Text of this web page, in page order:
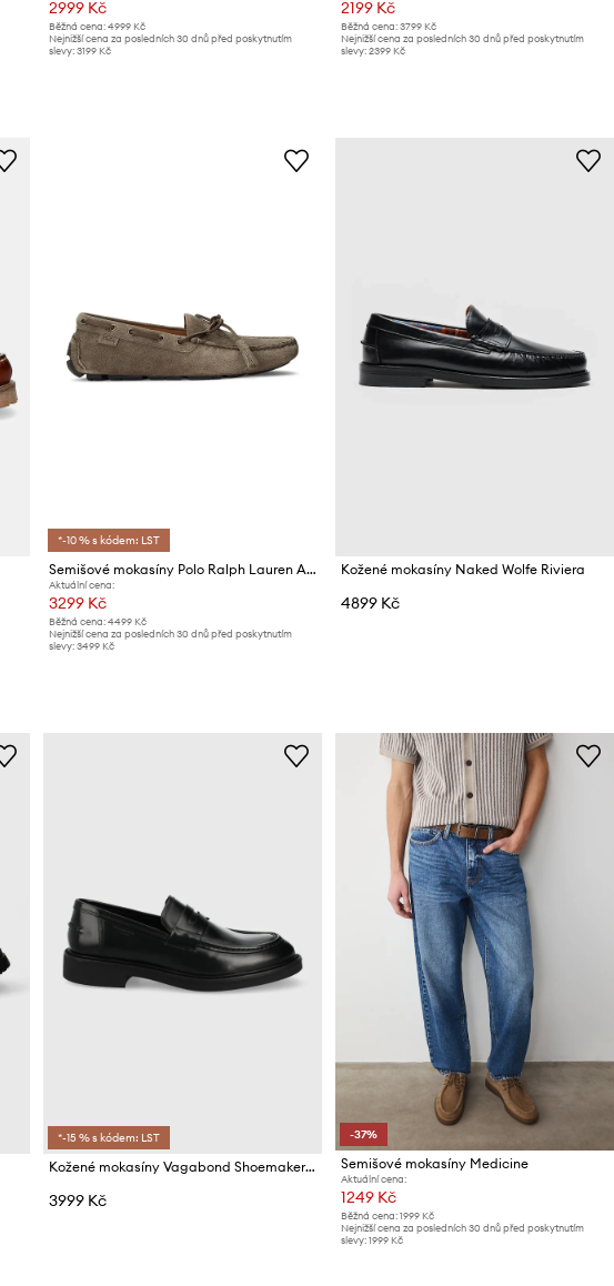
2999 Kč
Běžná cena: 4999 Kč
Nejnižší cena za posledních 30 dnů před poskytnutím
slevy: 3199 Kč
2199 Kč
Běžná cena: 3799 Kč
Nejnižší cena za posledních 30 dnů před poskytnutím
slevy: 2399 Kč
*-10 % s kódem: LST
Semišové mokasíny Polo Ralph Lauren Anders Tie
Aktuální cena:
3299 Kč
Běžná cena: 4499 Kč
Nejnižší cena za posledních 30 dnů před poskytnutím
slevy: 3499 Kč
Kožené mokasíny Naked Wolfe Riviera
4899 Kč
*-15 % s kódem: LST
Kožené mokasíny Vagabond Shoemakers Alex M
3999 Kč
-37%
Semišové mokasíny Medicine
Aktuální cena:
1249 Kč
Běžná cena: 1999 Kč
Nejnižší cena za posledních 30 dnů před poskytnutím
slevy: 1999 Kč